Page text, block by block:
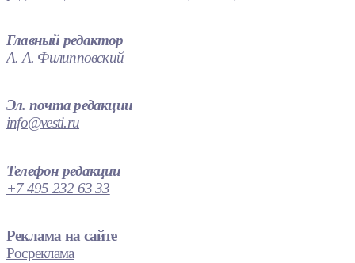
Главный редактор
А. А. Филипповский
Эл. почта редакции
info@vesti.ru
Телефон редакции
+7 495 232 63 33
Реклама на сайте
Росреклама